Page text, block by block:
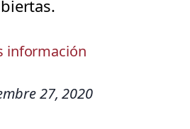
información
27, 2020